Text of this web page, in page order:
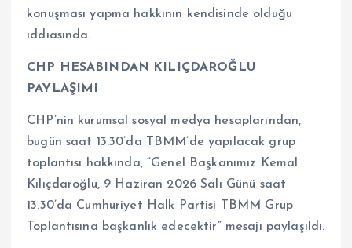
konuşması yapma hakkının kendisinde olduğu
iddiasında.
CHP HESABINDAN KILIÇDAROĞLU
PAYLAŞIMI
CHP’nin kurumsal sosyal medya hesaplarından,
bugün saat 13.30’da TBMM’de yapılacak grup
toplantısı hakkında, “Genel Başkanımız Kemal
Kılıçdaroğlu, 9 Haziran 2026 Salı Günü saat
13.30’da Cumhuriyet Halk Partisi TBMM Grup
Toplantısına başkanlık edecektir” mesajı paylaşıldı.